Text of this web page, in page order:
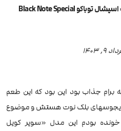
جویس سالت بلک نوت اسپشال توباکو Black Note Special
9, 1403
برام جذاب بود این بود که این طعم
ایجوسهای بلک نوت هستش و موضوع
بودم این مدل «سوپر کویل